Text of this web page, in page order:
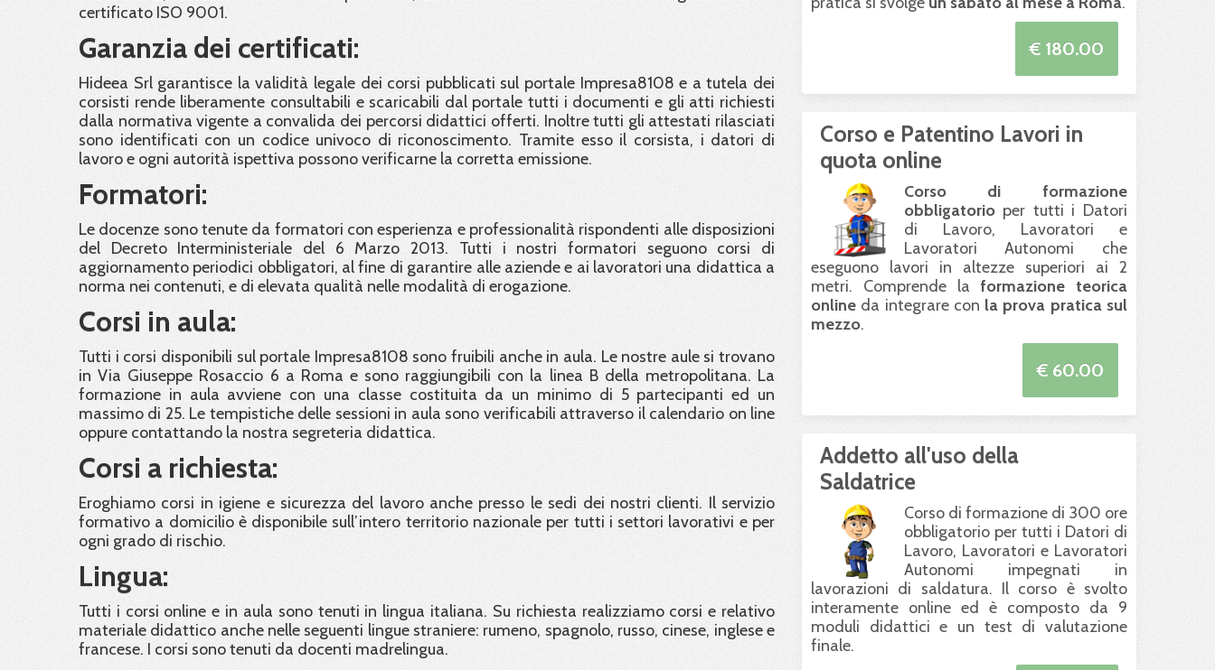
certificato ISO 9001.
Garanzia dei certificati:
Hideea Srl garantisce la validità legale dei corsi pubblicati sul portale Impresa8108 e a tutela dei
corsisti rende liberamente consultabili e scaricabili dal portale tutti i documenti e gli atti richiesti
dalla normativa vigente a convalida dei percorsi didattici offerti. Inoltre tutti gli attestati rilasciati
sono identificati con un codice univoco di riconoscimento. Tramite esso il corsista, i datori di
lavoro e ogni autorità ispettiva possono verificarne la corretta emissione.
Formatori:
Le docenze sono tenute da formatori con esperienza e professionalità rispondenti alle disposizioni
del Decreto Interministeriale del 6 Marzo 2013. Tutti i nostri formatori seguono corsi di
aggiornamento periodici obbligatori, al fine di garantire alle aziende e ai lavoratori una didattica a
norma nei contenuti, e di elevata qualità nelle modalità di erogazione.
Corsi in aula:
Tutti i corsi disponibili sul portale Impresa8108 sono fruibili anche in aula. Le nostre aule si trovano
in Via Giuseppe Rosaccio 6 a Roma e sono raggiungibili con la linea B della metropolitana. La
formazione in aula avviene con una classe costituita da un minimo di 5 partecipanti ed un
massimo di 25. Le tempistiche delle sessioni in aula sono verificabili attraverso il calendario on line
oppure contattando la nostra segreteria didattica.
Corsi a richiesta:
Eroghiamo corsi in igiene e sicurezza del lavoro anche presso le sedi dei nostri clienti. Il servizio
formativo a domicilio è disponibile sull’intero territorio nazionale per tutti i settori lavorativi e per
ogni grado di rischio.
Lingua:
Tutti i corsi online e in aula sono tenuti in lingua italiana. Su richiesta realizziamo corsi e relativo
materiale didattico anche nelle seguenti lingue straniere: rumeno, spagnolo, russo, cinese, inglese e
francese. I corsi sono tenuti da docenti madrelingua.
€ 180.00
Corso e Patentino Lavori in
quota online
Corso di formazione
obbligatorioper tutti i Datori
di Lavoro, Lavoratori e
Lavoratori Autonomi che
eseguono lavori in altezze superiori ai 2
metri. Comprende laformazione teorica
online da integrare con la prova pratica sul
mezzo.
€ 60.00
Addetto all'uso della
Saldatrice
Corso di formazione di 300 ore
obbligatorio per tutti i Datori di
Lavoro, Lavoratori e Lavoratori
Autonomi impegnati in
lavorazioni di saldatura. Il corso è svolto
interamente online ed è composto da 9
moduli didattici e un test di valutazione
finale.